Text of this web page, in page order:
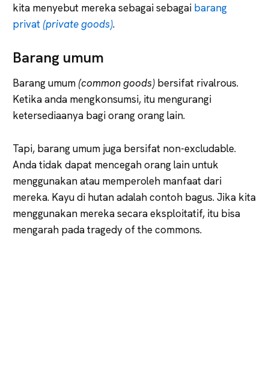
kita menyebut mereka sebagai sebagai barang
privat (private goods).
Barang umum
Barang umum (common goods) bersifat rivalrous.
Ketika anda mengkonsumsi, itu mengurangi
ketersediaanya bagi orang orang lain.
Tapi, barang umum juga bersifat non-excludable.
Anda tidak dapat mencegah orang lain untuk
menggunakan atau memperoleh manfaat dari
mereka. Kayu di hutan adalah contoh bagus. Jika kita
menggunakan mereka secara eksploitatif, itu bisa
mengarah pada tragedy of the commons.